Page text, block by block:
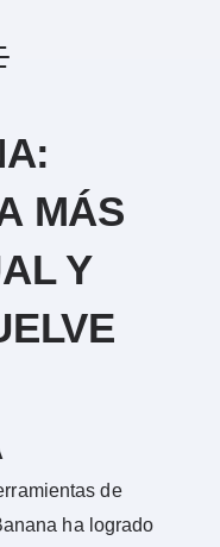
MÁS
Y
de
ha logrado